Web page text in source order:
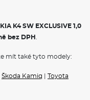
KIA K4 SW EXCLUSIVE 1,0
bez DPH
mít také tyto modely:
Škoda Kamiq
Toyota